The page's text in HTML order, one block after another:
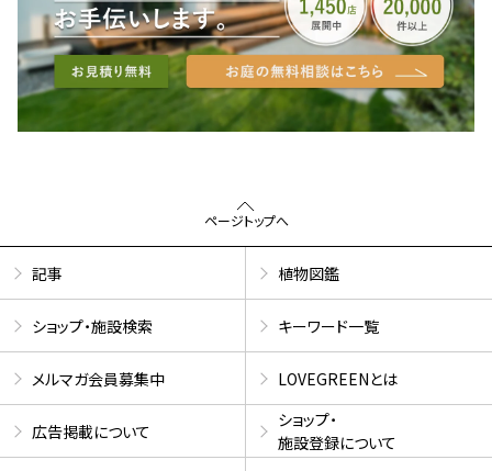
ページトップへ
記事 植物図鑑
ショップ・施設検索 キーワード一覧
メルマガ会員募集中 LOVEGREENとは
広告掲載について
ショップ・
施設登録について